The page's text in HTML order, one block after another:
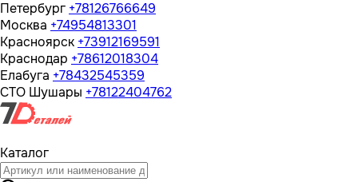
Петербург +78126766649
Москва +74954813301
Красноярск +73912169591
Краснодар +78612018304
Елабуга +78432545359
СТО Шушары +78122404762
Каталог